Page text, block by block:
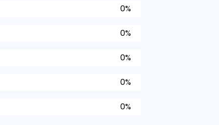
0%
0%
0%
0%
0%